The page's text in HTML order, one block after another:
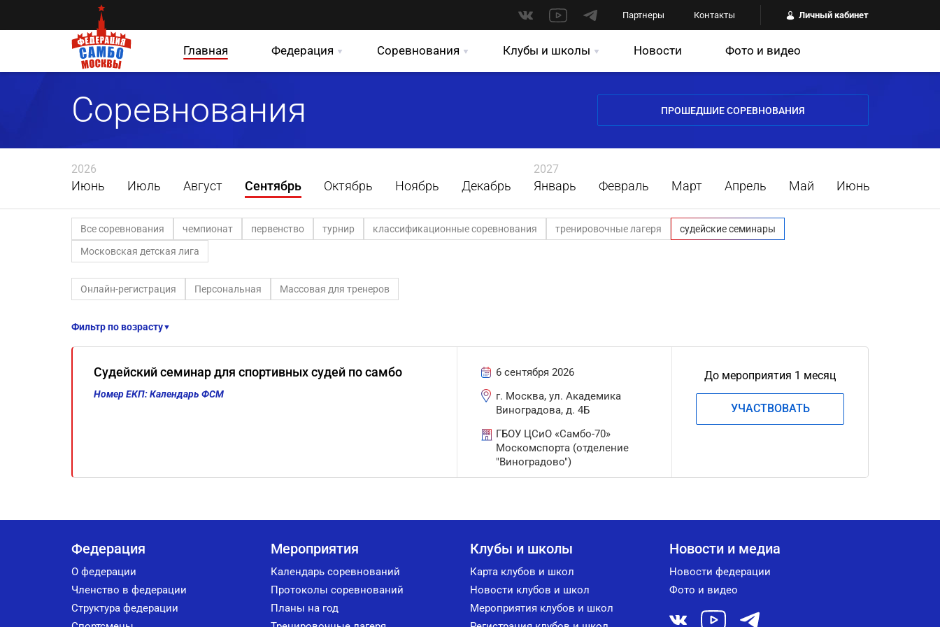
Партнеры Контакты Личный кабинет
Главная Федерация Соревнования Клубы и школы Новости Фото и видео
Соревнования ПРОШЕДШИЕ СОРЕВНОВАНИЯ
2026
Июнь Июль Август Сентябрь Октябрь Ноябрь Декабрь
2027
Январь Февраль Март Апрель Май Июнь
Все соревнования чемпионат первенство турнир классификационные соревнования тренировочные лагеря
судейские семинары
Московская детская лига
Онлайн-регистрация Персональная Массовая для тренеров
Фильтр по возрасту▼
Судейский семинар для спортивных судей по самбо
Номер ЕКП: Календарь ФСМ
6 сентября 2026
г. Москва, ул. Академика
Виноградова, д. 4Б
ГБОУ ЦСиО «Самбо-70»
Москомспорта (отделение
"Виноградово")
До мероприятия 1 месяц
УЧАСТВОВАТЬ
Федерация
О федерации
Членство в федерации
Структура федерации
Мероприятия
Календарь соревнований
Протоколы соревнований
Планы на год
Клубы и школы
Карта клубов и школ
Новости клубов и школ
Мероприятия клубов и школ
Новости и медиа
Новости федерации
Фото и видео